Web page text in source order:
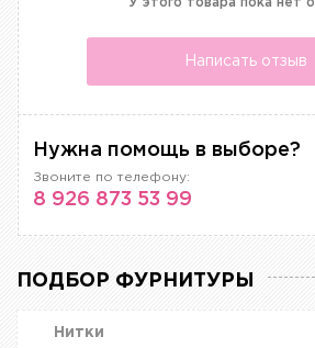
У этого товара пока нет
Написать отзыв
Нужна помощь в выборе?
Звоните по телефону:
8 926 873 53 99
ПОДБОР ФУРНИТУРЫ
Нитки